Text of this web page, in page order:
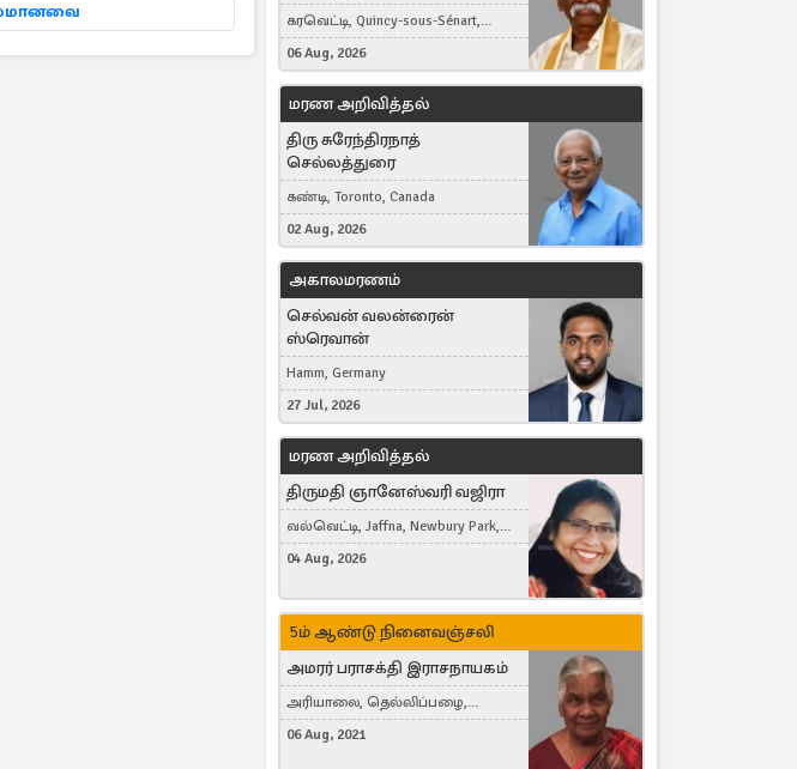
கரவெட்டி, Quincy-sous-Sénart,
France
06 Aug, 2026
மரண அறிவித்தல்
திரு சுரேந்திரநாத்
செல்லத்துரை
கண்டி, Toronto, Canada
02 Aug, 2026
அகாலமரணம்
செல்வன் வலன்ரைன்
ஸ்ரெவான்
Hamm, Germany
27 Jul, 2026
மரண அறிவித்தல்
திருமதி ஞானேஸ்வரி வஜிரா
வல்வெட்டி, Jaffna, Newbury Park,
United Kingdom
04 Aug, 2026
5ம் ஆண்டு நினைவஞ்சலி
அமரர் பராசக்தி இராசநாயகம்
அரியாலை, தெல்லிப்பழை,
Montreal, Canada
06 Aug, 2021